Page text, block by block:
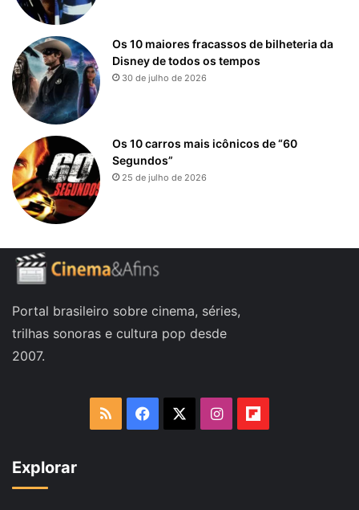
Os 10 maiores fracassos de bilheteria da
Disney de todos os tempos
30 de julho de 2026
Os 10 carros mais icônicos de “60
Segundos”
25 de julho de 2026
Portal brasileiro sobre cinema, séries,
trilhas sonoras e cultura pop desde
2007.
RSS Facebook InstagramFlipboard
Explorar